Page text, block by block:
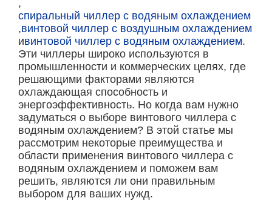
,
спиральный чиллер с водяным охлаждением
,винтовой чиллер с воздушным охлаждением
ивинтовой чиллер с водяным охлаждением.
Эти чиллеры широко используются в
промышленности и коммерческих целях, где
решающими факторами являются
охлаждающая способность и
энергоэффективность. Но когда вам нужно
задуматься о выборе винтового чиллера с
водяным охлаждением? В этой статье мы
рассмотрим некоторые преимущества и
области применения винтового чиллера с
водяным охлаждением и поможем вам
решить, являются ли они правильным
выбором для ваших нужд.